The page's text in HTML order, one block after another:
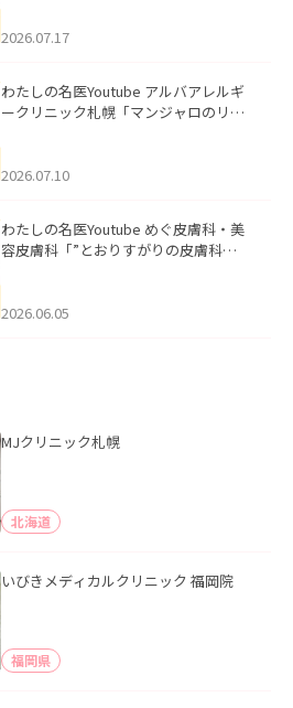
した。
2026.07.17
わたしの名医Youtube アルバアレルギ
ークリニック札幌「マンジャロのリア
た。
2026.07.10
わたしの名医Youtube めぐ皮膚科・美
容皮膚科「”とおりすがりの皮膚科
2026.06.05
MJクリニック札幌
北海道
いびきメディカルクリニック 福岡院
福岡県